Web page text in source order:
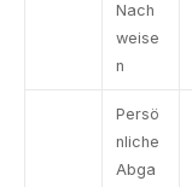
Nach
weise
n
Persö
nliche
Abga